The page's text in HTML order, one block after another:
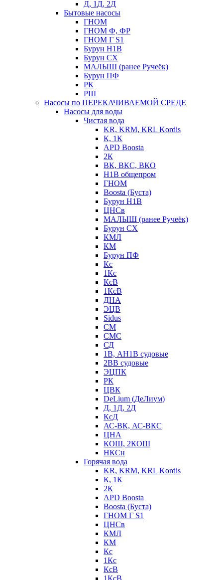
Д, 1Д, 2Д
Бытовые насосы
ГНОМ
ГНОМ Ф, ФР
ГНОМ Г S1
Бурун Н1В
Бурун СХ
МАЛЫШ (ранее Ручеёк)
Бурун ПФ
РК
РШ
Насосы по ПЕРЕКАЧИВАЕМОЙ СРЕДЕ
Насосы для воды
Чистая вода
KR, KRM, KRL Kordis
К, 1К
APD Boosta
2К
ВК, ВКС, ВКО
Н1В общепром
ГНОМ
Boosta (Буста)
Бурун Н1В
ЦНСв
МАЛЫШ (ранее Ручеёк)
Бурун СХ
КМЛ
КМ
Бурун ПФ
Кс
1Кс
КсВ
1КсВ
ДНА
ЭЦВ
Sidus
СМ
СМС
СД
1В, АН1В судовые
2ВВ судовые
ЭЦПК
РК
ЦВК
DeLium (ДеЛиум)
Д, 1Д, 2Д
КсД
АС-ВК, АС-ВКС
ЦНА
КОШ, 2КОШ
НКСн
Горячая вода
KR, KRM, KRL Kordis
К, 1К
2К
APD Boosta
Boosta (Буста)
ГНОМ Г S1
ЦНСв
КМЛ
КМ
Кс
1Кс
КсВ
1КсВ